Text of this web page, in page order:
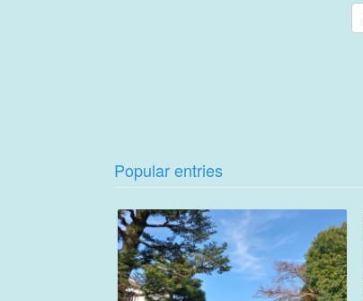
Popular entries